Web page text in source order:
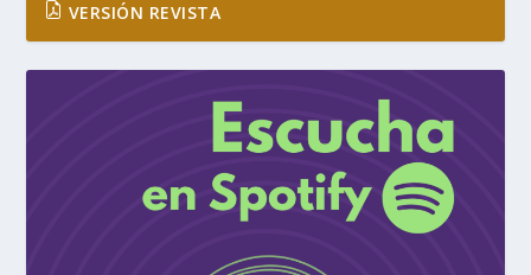
VERSIÓN REVISTA